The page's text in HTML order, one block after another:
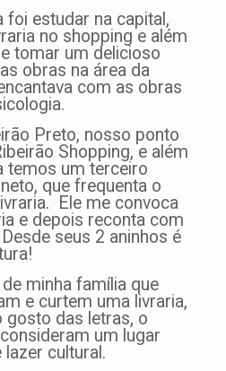
foi estudar na capital,
no shopping e além
tomar um delicioso
obras na área da
com as obras
Preto, nosso ponto
Shopping, e além
temos um terceiro
que frequenta o
Ele me convoca
e depois reconta com
seus 2 aninhos é
minha família que
e curtem uma livraria,
gosto das letras, o
um lugar
lazer cultural.